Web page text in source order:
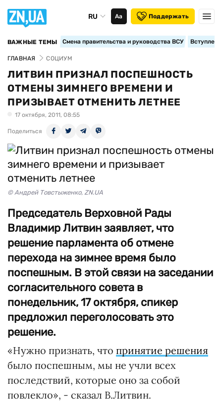
RU Аа Поддержать
ВАЖНЫЕ ТЕМЫ Смена правительства и руководства ВСУ
ГЛАВНАЯ СОЦИУМ
ЛИТВИН ПРИЗНАЛ ПОСПЕШНОСТЬ
ОТМЕНЫ ЗИМНЕГО ВРЕМЕНИ И
ПРИЗЫВАЕТ ОТМЕНИТЬ ЛЕТНЕЕ
17 октября, 2011, 08:55
Поделиться
© Андрей Товстыженко, ZN.UA
Председатель Верховной Рады
Владимир Литвин заявляет, что
решение парламента об отмене
перехода на зимнее время было
поспешным. В этой связи на заседании
согласительного совета в
понедельник, 17 октября, спикер
предложил переголосовать это
решение.
«Нужно признать, что принятие решения
было поспешным, мы не учли всех
последствий, которые оно за собой
повлекло», - сказал В.Литвин.